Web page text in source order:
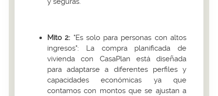
Mito 2: "Es solo para personas con altos
ingresos": La compra planificada de
vivienda con CasaPlan está diseñada
para adaptarse a diferentes perfiles y
capacidades económicas ya que
contamos con montos que se ajustan a